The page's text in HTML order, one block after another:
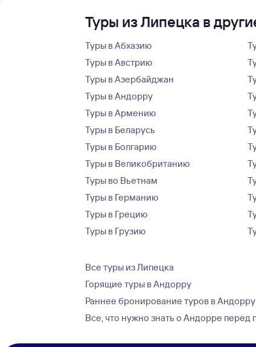
Туры из Липецка в
Туры в Абхазию
Туры в Австрию
Туры в Азербайджан
Туры в Андорру
Туры в Армению
Туры в Беларусь
Туры в Болгарию
Туры в Великобританию
Туры во Вьетнам
Туры в Германию
Туры в Грецию
Туры в Грузию
Все туры из Липецка
Горящие туры в Андорру
Раннее бронирование туров в Андорру
Все, что нужно знать о Андорре перед